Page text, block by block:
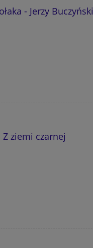
- Jerzy Buczyński
Z ziemi czarnej